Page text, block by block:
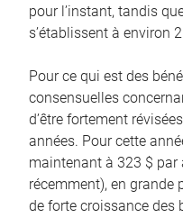
pour l’instant, tandis
s’établissent à environ 2
Pour ce qui est des
consensuelles
d’être fortement
années. Pour cette
maintenant à 323 $ par
récemment), en grande
de forte croissance des